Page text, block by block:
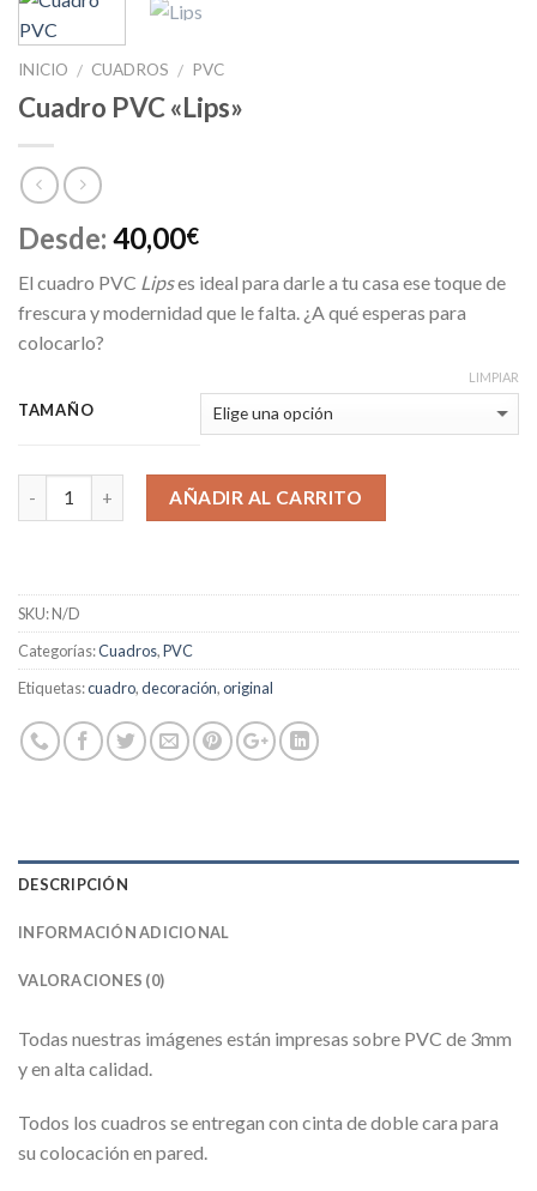
INICIO / CUADROS / PVC
Cuadro PVC «Lips»
Desde: 40,00€
El cuadro PVC Lipses ideal para darle a tu casa ese toque de
frescura y modernidad que le falta. ¿A qué esperas para
colocarlo?
TAMAÑO
LIMPIAR
AÑADIR AL CARRITO
SKU:N/D
Categorías:Cuadros,PVC
Etiquetas:cuadro,decoración,original
DESCRIPCIÓN
INFORMACIÓN ADICIONAL
VALORACIONES (0)
Todas nuestras imágenes están impresas sobre PVC de 3mm
y en alta calidad.
Todos los cuadros se entregan con cinta de doble cara para
su colocación en pared.